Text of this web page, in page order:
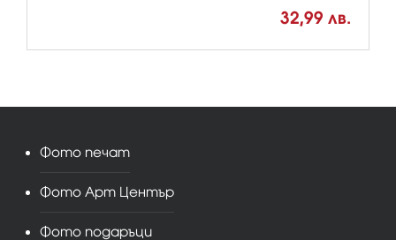
32,99 лв.
Фото печат
Фото Арт Център
Фото подаръци